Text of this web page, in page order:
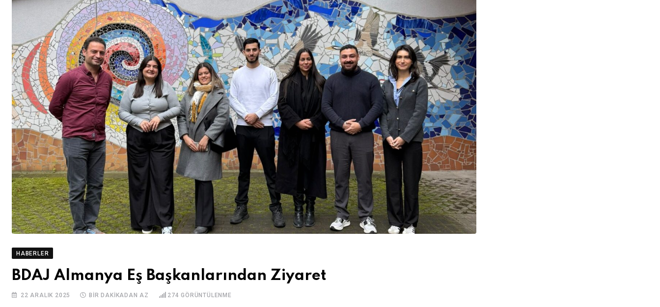
HABERLER
BDAJ Almanya Eş Başkanlarından Ziyaret
22 ARALIK 2025 BIR DAKIKADAN AZ 274 GÖRÜNTÜLENME